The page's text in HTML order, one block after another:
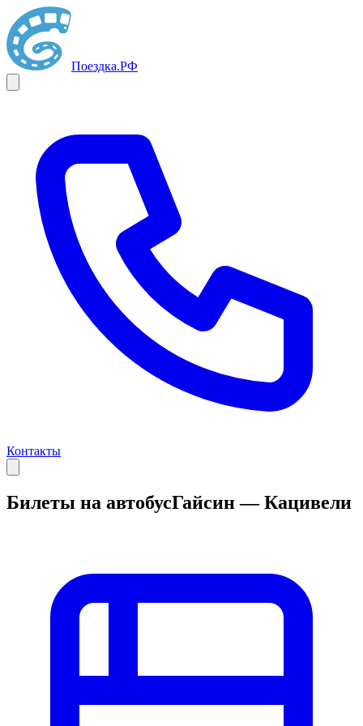
Поездка.РФ
Контакты
Билеты на автобусГайсин — Кацивели